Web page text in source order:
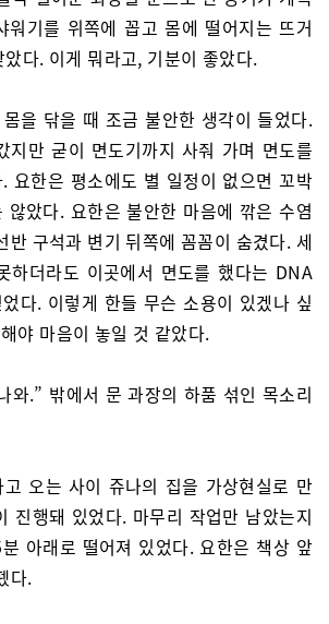
워기를 위쪽에 꼽고 몸에 떨어지는 뜨거
다. 이게 뭐라고, 기분이 좋았다.
을 닦을 때 조금 불안한 생각이 들었다.
지만 굳이 면도기까지 사줘 가며 면도를
요한은 평소에도 별 일정이 없으면 꼬박
않았다. 요한은 불안한 마음에 깎은 수염
반 구석과 변기 뒤쪽에 꼼꼼이 숨겼다. 세
하더라도 이곳에서 면도를 했다는 DNA
다. 이렇게 한들 무슨 소용이 있겠나 싶
야 마음이 놓일 것 같았다.
와.” 밖에서 문 과장의 하품 섞인 목소리
오는 사이 쥬나의 집을 가상현실로 만
진행돼 있었다. 마무리 작업만 남았는지
아래로 떨어져 있었다. 요한은 책상 앞
다.